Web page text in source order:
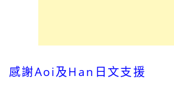
感謝Aoi及Han日文支援